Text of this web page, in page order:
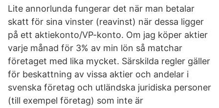
Lite annorlunda fungerar det när man betalar
skatt för sina vinster (reavinst) när dessa ligger
på ett aktiekonto/VP-konto. Om jag köper aktier
varje månad för 3% av min lön så matchar
företaget med lika mycket. Särskilda regler gäller
för beskattning av vissa aktier och andelar i
svenska företag och utländska juridiska personer
(till exempel företag) som inte är